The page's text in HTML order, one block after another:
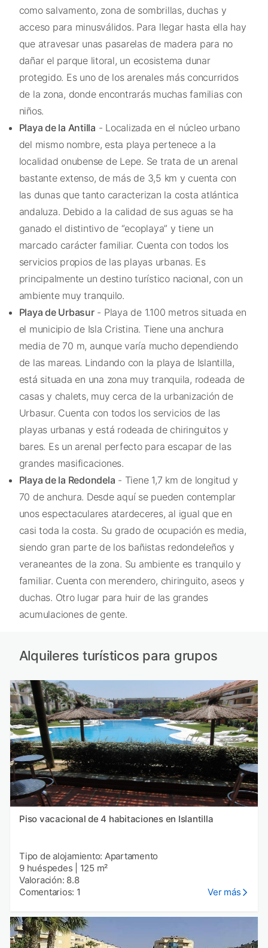
como salvamento, zona de sombrillas, duchas y
acceso para minusválidos. Para llegar hasta ella hay
que atravesar unas pasarelas de madera para no
dañar el parque litoral, un ecosistema dunar
protegido. Es uno de los arenales más concurridos
de la zona, donde encontrarás muchas familias con
niños.
Playa de la Antilla - Localizada en el núcleo urbano
del mismo nombre, esta playa pertenece a la
localidad onubense de Lepe. Se trata de un arenal
bastante extenso, de más de 3,5 km y cuenta con
las dunas que tanto caracterizan la costa atlántica
andaluza. Debido a la calidad de sus aguas se ha
ganado el distintivo de “ecoplaya” y tiene un
marcado carácter familiar. Cuenta con todos los
servicios propios de las playas urbanas. Es
principalmente un destino turístico nacional, con un
ambiente muy tranquilo.
Playa de Urbasur- Playa de 1.100 metros situada en
el municipio de Isla Cristina. Tiene una anchura
media de 70 m, aunque varía mucho dependiendo
de las mareas. Lindando con la playa de Islantilla,
está situada en una zona muy tranquila, rodeada de
casas y chalets, muy cerca de la urbanización de
Urbasur. Cuenta con todos los servicios de las
playas urbanas y está rodeada de chiringuitos y
bares. Es un arenal perfecto para escapar de las
grandes masificaciones.
Playa de la Redondela - Tiene 1,7 km de longitud y
70 de anchura. Desde aquí se pueden contemplar
unos espectaculares atardeceres, al igual que en
casi toda la costa. Su grado de ocupación es media,
siendo gran parte de los bañistas redondeleños y
veraneantes de la zona. Su ambiente es tranquilo y
familiar. Cuenta con merendero, chiringuito, aseos y
duchas. Otro lugar para huir de las grandes
acumulaciones de gente.
Alquileres turísticos para grupos
Piso vacacional de 4 habitaciones en Islantilla
Tipo de alojamiento: Apartamento
9 huéspedes
125 m²
Valoración: 8.8
Comentarios: 1
Ver más